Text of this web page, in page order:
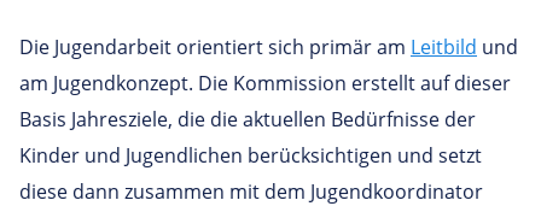
Die Jugendarbeit orientiert sich primär am Leitbild und
am Jugendkonzept. Die Kommission erstellt auf dieser
Basis Jahresziele, die die aktuellen Bedürfnisse der
Kinder und Jugendlichen berücksichtigen und setzt
diese dann zusammen mit dem Jugendkoordinator